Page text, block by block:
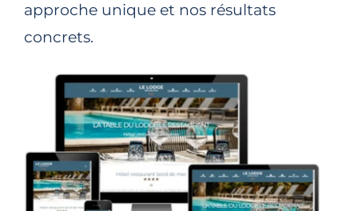
approche unique et nos résultats
concrets.